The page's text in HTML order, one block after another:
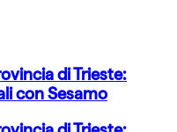
di Trieste:
con Sesamo